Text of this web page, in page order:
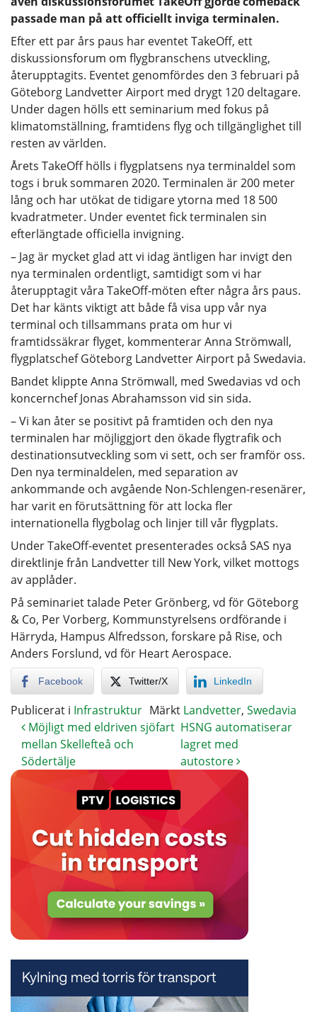
passade man på att officiellt inviga terminalen.
Efter ett par års paus har eventet TakeOff, ett
diskussionsforum om flygbranschens utveckling,
återupptagits. Eventet genomfördes den 3 februari på
Göteborg Landvetter Airport med drygt 120 deltagare.
Under dagen hölls ett seminarium med fokus på
klimatomställning, framtidens flyg och tillgänglighet till
resten av världen.
Årets TakeOff hölls i flygplatsens nya terminaldel som
togs i bruk sommaren 2020. Terminalen är 200 meter
lång och har utökat de tidigare ytorna med 18 500
kvadratmeter. Under eventet fick terminalen sin
efterlängtade officiella invigning.
– Jag är mycket glad att vi idag äntligen har invigt den
nya terminalen ordentligt, samtidigt som vi har
återupptagit våra TakeOff-möten efter några års paus.
Det har känts viktigt att både få visa upp vår nya
terminal och tillsammans prata om hur vi
framtidssäkrar flyget, kommenterar Anna Strömwall,
flygplatschef Göteborg Landvetter Airport på Swedavia.
Bandet klippte Anna Strömwall, med Swedavias vd och
koncernchef Jonas Abrahamsson vid sin sida.
– Vi kan åter se positivt på framtiden och den nya
terminalen har möjliggjort den ökade flygtrafik och
destinationsutveckling som vi sett, och ser framför oss.
Den nya terminaldelen, med separation av
ankommande och avgående Non-Schlengen-resenärer,
har varit en förutsättning för att locka fler
internationella flygbolag och linjer till vår flygplats.
Under TakeOff-eventet presenterades också SAS nya
direktlinje från Landvetter till New York, vilket mottogs
av applåder.
På seminariet talade Peter Grönberg, vd för Göteborg
& Co, Per Vorberg, Kommunstyrelsens ordförande i
Härryda, Hampus Alfredsson, forskare på Rise, och
Anders Forslund, vd för Heart Aerospace.
Facebook Twitter/X LinkedIn
Publicerat i Infrastruktur Märkt Landvetter, Swedavia
Möjligt med eldriven sjöfart
mellan Skellefteå och
Södertälje
HSNG automatiserar
lagret med
autostore